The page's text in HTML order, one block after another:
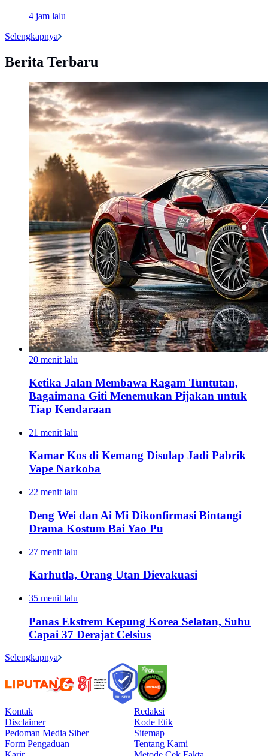
4 jam lalu
Selengkapnya
Berita Terbaru
20 menit lalu
Ketika Jalan Membawa Ragam Tuntutan,
Bagaimana Giti Menemukan Pijakan untuk
Tiap Kendaraan
21 menit lalu
Kamar Kos di Kemang Disulap Jadi Pabrik
Vape Narkoba
22 menit lalu
Deng Wei dan Ai Mi Dikonfirmasi Bintangi
Drama Kostum Bai Yao Pu
27 menit lalu
Karhutla, Orang Utan Dievakuasi
35 menit lalu
Panas Ekstrem Kepung Korea Selatan, Suhu
Capai 37 Derajat Celsius
Selengkapnya
Kontak
Redaksi
Disclaimer
Kode Etik
Pedoman Media Siber
Sitemap
Form Pengaduan
Tentang Kami